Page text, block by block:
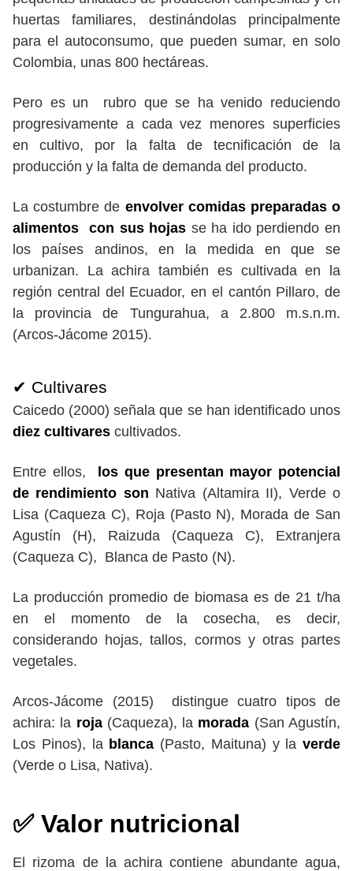
huertas familiares, destinándolas principalmente
para el autoconsumo, que pueden sumar, en solo
Colombia, unas 800 hectáreas.
Pero es un rubro que se ha venido reduciendo
progresivamente a cada vez menores superficies
en cultivo, por la falta de tecnificación de la
producción y la falta de demanda del producto.
La costumbre de envolver comidas preparadas o
alimentos con sus hojas se ha ido perdiendo en
los países andinos, en la medida en que se
urbanizan. La achira también es cultivada en la
región central del Ecuador, en el cantón Pillaro, de
la provincia de Tungurahua, a 2.800 m.s.n.m.
(Arcos-Jácome 2015).
✔ Cultivares
Caicedo (2000) señala que se han identificado unos
diez cultivares cultivados.
Entre ellos,
los que presentan mayor potencial
de rendimiento son Nativa (Altamira II), Verde o
Lisa (Caqueza C), Roja (Pasto N), Morada de San
Agustín (H), Raizuda (Caqueza C), Extranjera
(Caqueza C), Blanca de Pasto (N).
La producción promedio de biomasa es de 21 t/ha
en el momento de la cosecha, es decir,
considerando hojas, tallos, cormos y otras partes
vegetales.
Arcos-Jácome (2015) distingue cuatro tipos de
achira: la roja (Caqueza), la morada (San Agustín,
Los Pinos), la blanca (Pasto, Maituna) y la verde
(Verde o Lisa, Nativa).
✅ Valor nutricional
El rizoma de la achira contiene abundante agua,